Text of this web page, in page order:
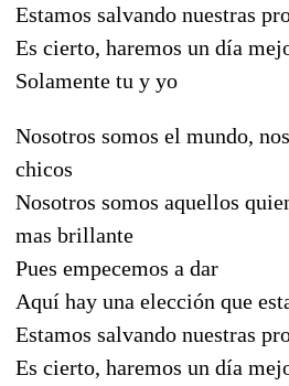
Estamos salvando nuestras
Es cierto, haremos un día
Solamente tu y yo
Nosotros somos el mundo,
chicos
Nosotros somos aquellos
mas brillante
Pues empecemos a dar
Aquí hay una elección que
Estamos salvando nuestras
Es cierto, haremos un día